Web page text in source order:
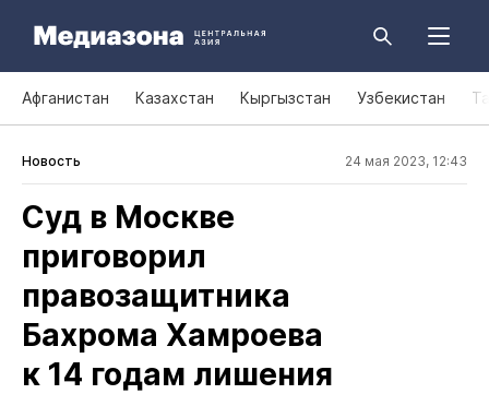
Афганистан Казахстан Кыргызстан Узбекистан
Новость 24 мая 2023, 12:43
Суд в Москве
приговорил
правозащитника
Бахрома Хамроева
к 14 годам лишения